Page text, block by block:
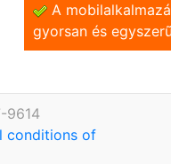
A
gyorsan és
9614
conditions of